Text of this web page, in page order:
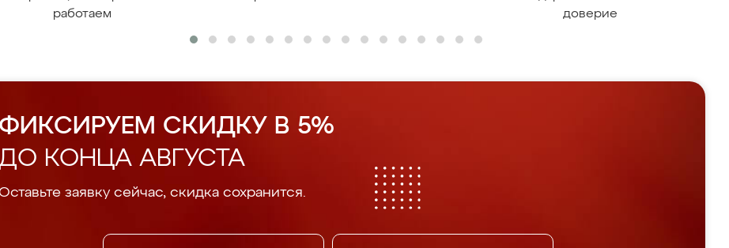
работаем
доверие
ФИКСИРУЕМ СКИДКУ В 5%
КОНЦА АВГУСТА
заявку сейчас, скидка сохранится.